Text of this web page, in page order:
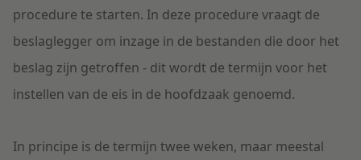
procedure te starten. In deze procedure vraagt de
beslaglegger om inzage in de bestanden die door het
beslag zijn getroffen - dit wordt de termijn voor het
instellen van de eis in de hoofdzaak genoemd.
In principe is de termijn twee weken, maar meestal